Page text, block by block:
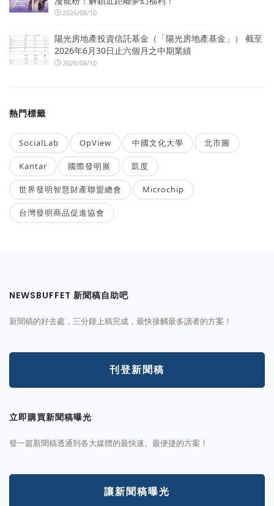
2026/08/10
陽光房地產投資信託基金（「陽光房地產基金」） 截至
2026年6月30日止六個月之中期業績
2026/08/10
熱門標籤
SocialLab OpView 中國文化大學 北市圖
Kantar 國際發明展 凱度
世界發明智慧財產聯盟總會 Microchip
台灣發明商品促進協會
NEWSBUFFET 新聞稿自助吧
新聞稿的好去處，三分鐘上稿完成，最快接觸最多讀者的方案！
刊登新聞稿
立即購買新聞稿曝光
發一篇新聞稿透通到各大媒體的最快速、最便捷的方案！
讓新聞稿曝光